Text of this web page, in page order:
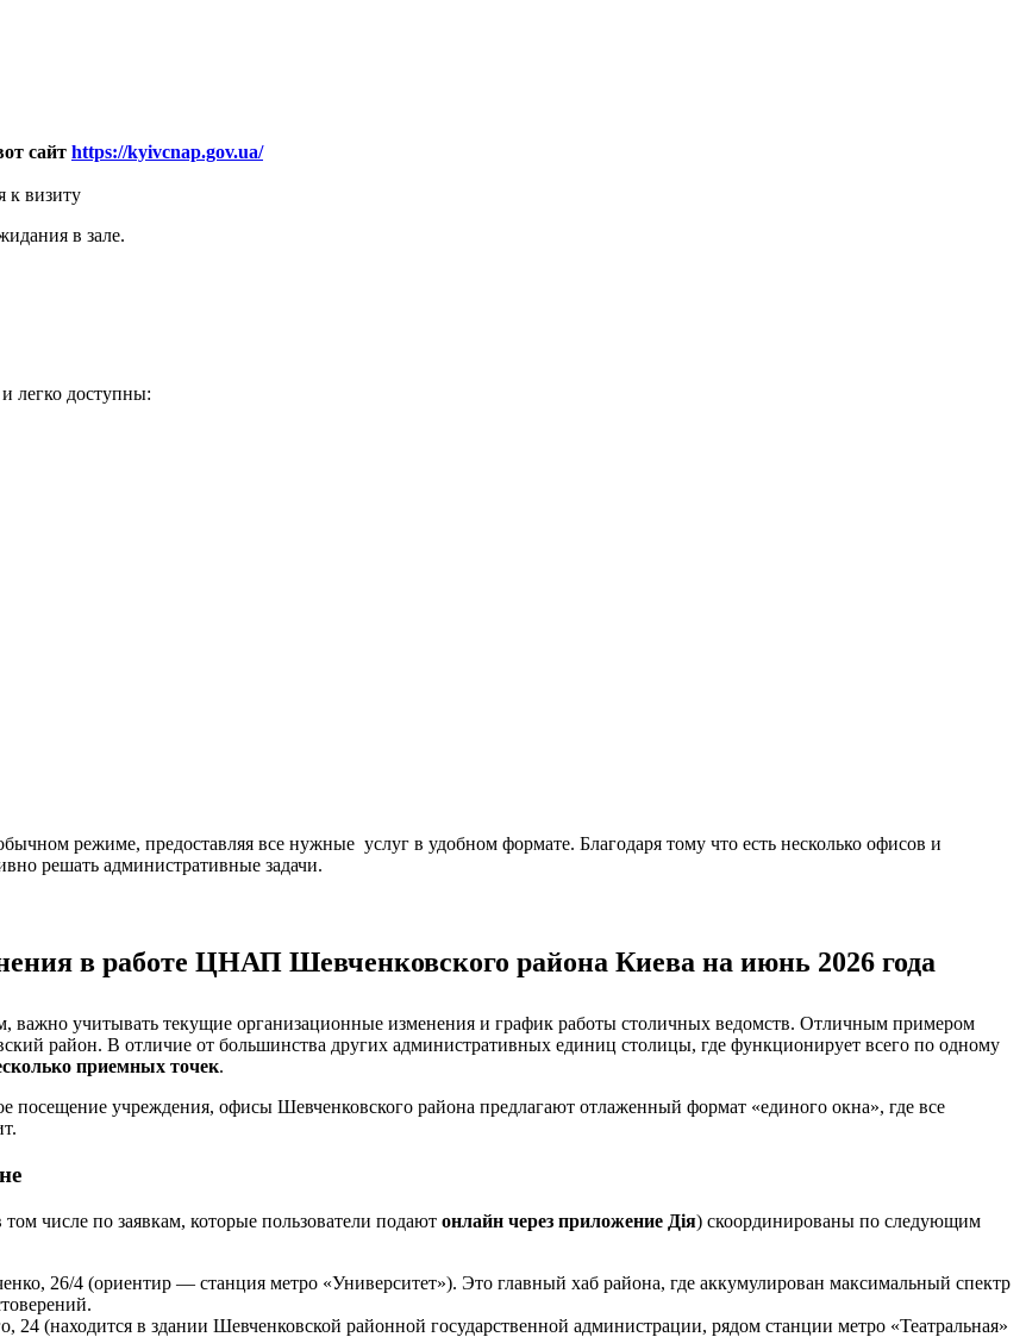
сайт https://kyivcnap.gov.ua/
к визиту
в зале.
легко доступны:
режиме, предоставляя все нужные услуг в удобном формате. Благодаря тому что есть несколько офисов и
решать административные задачи.
в работе ЦНАП Шевченковского района Киева на июнь 2026 года
важно учитывать текущие организационные изменения и график работы столичных ведомств. Отличным примером
район. В отличие от большинства других административных единиц столицы, где функционирует всего по одному
приемных точек.
посещение учреждения, офисы Шевченковского района предлагают отлаженный формат «единого окна», где все
числе по заявкам, которые пользователи подают онлайн через приложение Дія) скоординированы по следующим
26/4 (ориентир — станция метро «Университет»). Это главный хаб района, где аккумулирован максимальный спектр
24 (находится в здании Шевченковской районной государственной администрации, рядом станции метро «Театральная»